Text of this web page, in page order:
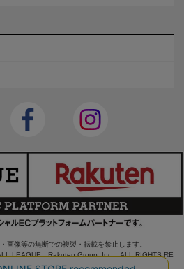
画像等の無断での複製・転載を禁止します。
LEAGUE Rakuten Group, Inc. ALL RIGHTS RE
SERVED.